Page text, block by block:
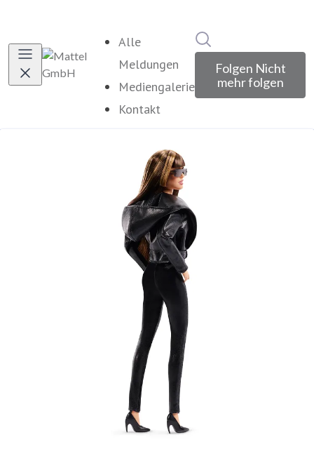
Alle
Meldungen
Mediengalerie
Kontakt
Folgen Nicht
mehr folgen